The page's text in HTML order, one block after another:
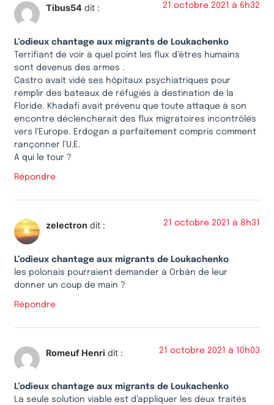
Tibus54 dit : 21 octobre 2021 à 6h32
L’odieux chantage aux migrants de Loukachenko
Terrifiant de voir à quel point les flux d’êtres humains
sont devenus des armes .
Castro avait vidé ses hôpitaux psychiatriques pour
remplir des bateaux de réfugiés à destination de la
Floride. Khadafi avait prévenu que toute attaque à son
encontre déclencherait des flux migratoires incontrôlés
vers l’Europe. Erdogan a parfaitement compris comment
rançonner l’U.E.
A qui le tour ?
Répondre
zelectron dit : 21 octobre 2021 à 8h31
L’odieux chantage aux migrants de Loukachenko
les polonais pourraient demander à Orbán de leur
donner un coup de main ?
Répondre
Romeuf Henri dit : 21 octobre 2021 à 10h03
L’odieux chantage aux migrants de Loukachenko
La seule solution viable est d’appliquer les deux traités